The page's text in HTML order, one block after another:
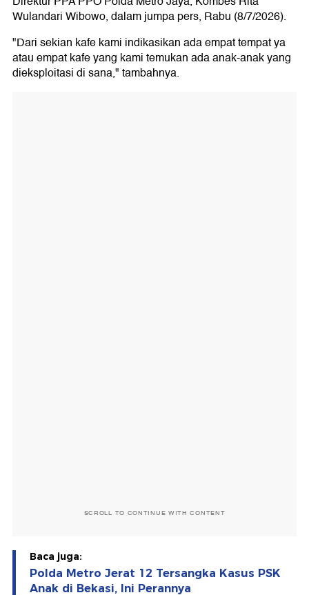
Wulandari Wibowo, dalam jumpa pers, Rabu (8/7/2026).
"Dari sekian kafe kami indikasikan ada empat tempat ya
atau empat kafe yang kami temukan ada anak-anak yang
dieksploitasi di sana," tambahnya.
SCROLL TO CONTINUE WITH CONTENT
Baca juga:
Polda Metro Jerat 12 Tersangka Kasus PSK
Anak di Bekasi, Ini Perannya